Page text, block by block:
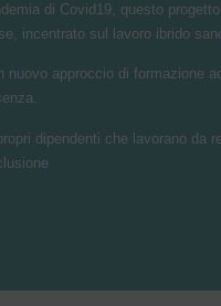
di Covid19, questo
incentrato sul lavoro ibrido
approccio di formazione
dipendenti che lavorano da